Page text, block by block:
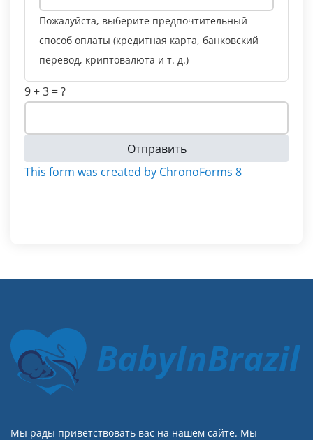
Пожалуйста, выберите предпочтительный
способ оплаты (кредитная карта, банковский
перевод, криптовалюта и т. д.)
9 + 3 = ?
Отправить
This form was created by ChronoForms 8
BabyInBrazil
Мы рады приветствовать вас на нашем сайте. Мы